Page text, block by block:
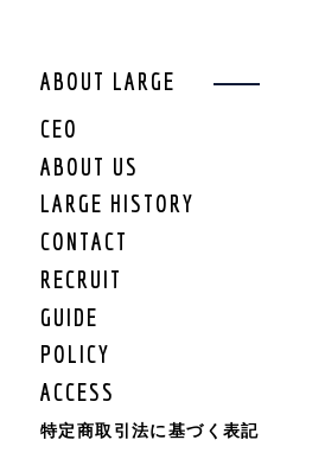
WOMEN OTHER
WOMEN BRAND
KIDS OUTER
KIDS TOPS
KIDS BOTTOMS
KIDS CAP/HAT
KIDS BAG
KIDS ACCESSORY
KIDS GOODS
ABOUT LARGE
CEO
ABOUT US
LARGE HISTORY
CONTACT
RECRUIT
GUIDE
POLICY
ACCESS
特定商取引法に基づく表記